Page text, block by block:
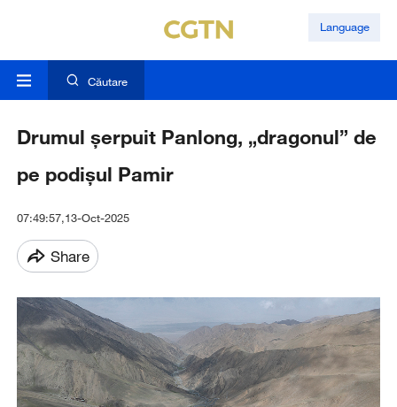
Language
Căutare
Drumul șerpuit Panlong, „dragonul” de
pe podișul Pamir
07:49:57,13-Oct-2025
Share